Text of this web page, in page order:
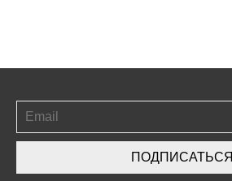
ПОДПИСАТЬСЯ